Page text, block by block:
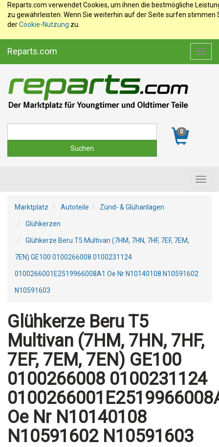
Reparts.com verwendet Cookies, um ihnen die bestmögliche
zu gewährleisten. Wenn Sie weiterhin auf der Seite surfen stimmen
derCookie-Nutzung zu.
Reparts.com
0
Marktplatz Autoteile Zünd- & Glühanlagen
Glühkerzen
Glühkerze Beru T5 Multivan (7HM, 7HN, 7HF, 7EF, 7EM,
7EN) GE100 0100266008 0100231124
0100266001E2519966008A1 Oe Nr N10140108 N10591602
N10591603
Glühkerze Beru T5
Multivan (7HM, 7HN, 7HF,
7EF, 7EM, 7EN) GE100
0100266008 0100231124
Oe Nr N10140108
N10591602 N10591603